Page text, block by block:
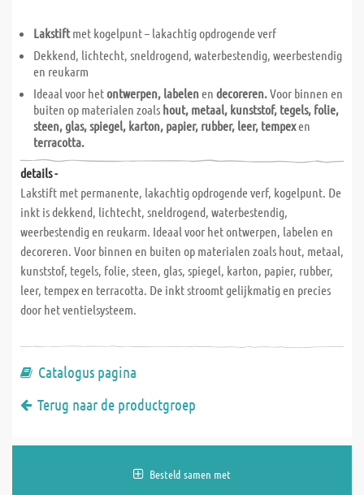
Lakstiftmet kogelpunt – lakachtig opdrogende verf
Dekkend, lichtecht, sneldrogend, waterbestendig, weerbestendig
en reukarm
Ideaal voor hetontwerpen, labelenen decoreren.Voor binnen en
buiten op materialen zoals hout, metaal, kunststof, tegels, folie,
steen, glas, spiegel, karton, papier, rubber, leer, tempexen
terracotta.
details -
Lakstift met permanente, lakachtig opdrogende verf, kogelpunt. De
inkt is dekkend, lichtecht, sneldrogend, waterbestendig,
weerbestendig en reukarm. Ideaal voor het ontwerpen, labelen en
decoreren. Voor binnen en buiten op materialen zoals hout, metaal,
kunststof, tegels, folie, steen, glas, spiegel, karton, papier, rubber,
leer, tempex en terracotta. De inkt stroomt gelijkmatig en precies
door het ventielsysteem.
Catalogus pagina
Terug naar de productgroep
Besteld samen met